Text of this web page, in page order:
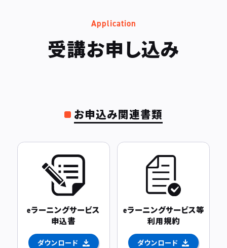
Application
受講お申し込み
お申込み関連書類
eラーニングサービス
申込書
ダウンロード
eラーニングサービス等
利用規約
ダウンロード